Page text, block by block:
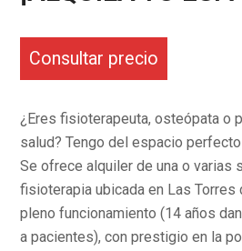
Consultar precio
¿Eres fisioterapeuta, osteópata o
salud? Tengo del espacio perfecto
Se ofrece alquiler de una o varias
fisioterapia ubicada en Las Torres
pleno funcionamiento (14 años
a pacientes), con prestigio en la